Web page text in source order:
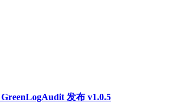
发布 v1.0.5